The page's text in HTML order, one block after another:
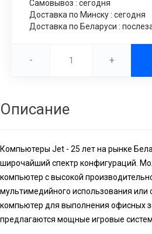
Самовывоз : сегодня
Доставка по Минску : сегодня
Доставка по Беларуси :
- +
Описание
Компьютеры Jet - 25 лет на рынке
широчайший спектр конфигураций.
компьютер с высокой
мультимедийного использования
компьютер для выполнения офисных
предлагаются мощные игровые